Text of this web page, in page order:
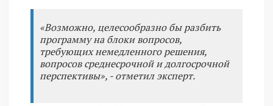
«Возможно, целесообразно бы разбить
программу на блоки вопросов,
требующих немедленного решения,
вопросов среднесрочной и долгосрочной
перспективы», - отметил эксперт.